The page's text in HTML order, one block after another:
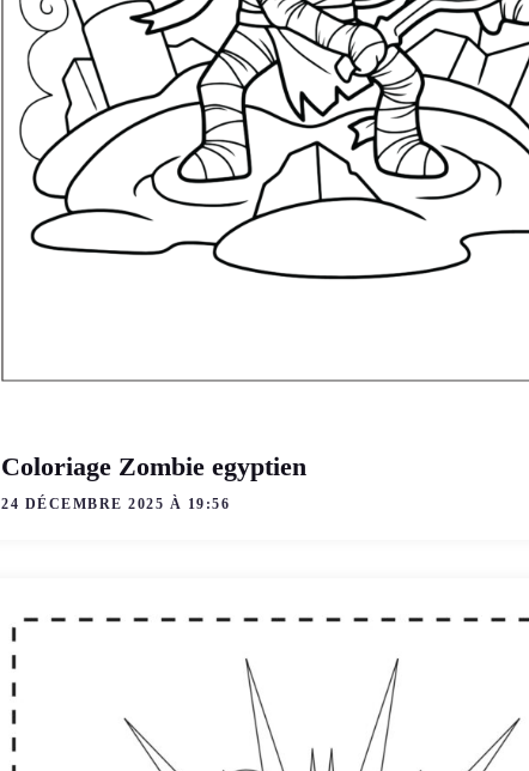
Coloriage Zombie egyptien
24 DÉCEMBRE 2025 À 19:56